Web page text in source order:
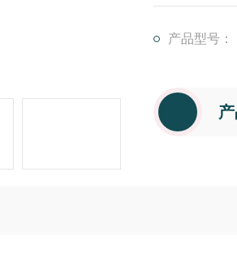
产品型号：